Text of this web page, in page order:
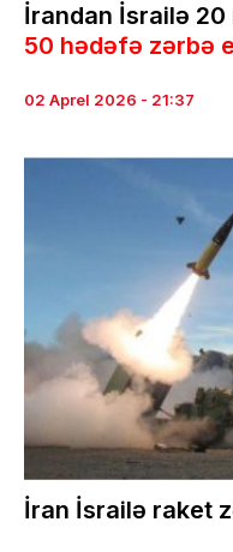
İrandan İsrailə 20
50 hədəfə zərbə
02 Aprel 2026 - 21:37
İran İsrailə raket